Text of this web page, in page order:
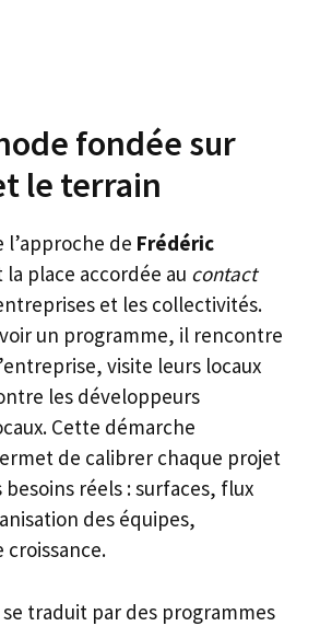
fondée sur
le terrain
l’approche de Frédéric
la place accordée au contact
et les collectivités.
un programme, il rencontre
visite leurs locaux
les développeurs
Cette démarche
de calibrer chaque projet
réels : surfaces, flux
des équipes,
croissance.
traduit par des programmes